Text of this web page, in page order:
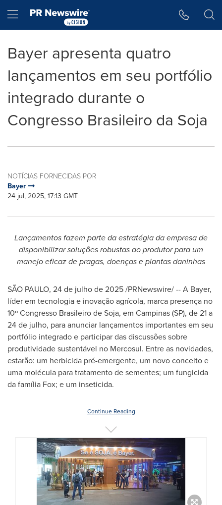
Hamburger menu
Bayer apresenta quatro
lançamentos em seu portfólio
integrado durante o
Congresso Brasileiro da Soja
NOTÍCIAS FORNECIDAS POR
Bayer
24 jul, 2025, 17:13 GMT
Lançamentos fazem parte da estratégia da empresa de
disponibilizar soluções robustas ao produtor para um
manejo eficaz de pragas, doenças e plantas daninhas
SÃO PAULO, 24 de julho de 2025/PRNewswire/ -- A Bayer,
líder em tecnologia e inovação agrícola, marca presença no
10º Congresso Brasileiro de Soja, em Campinas (SP), de 21 a
24 de julho, para anunciar lançamentos importantes em seu
portfólio integrado e participar das discussões sobre
produtividade sustentável no Mercosul. Entre as novidades,
estarão: um herbicida pré-emergente, um novo conceito e
uma molécula para tratamento de sementes; um fungicida
da família Fox; e um inseticida.
Continue Reading